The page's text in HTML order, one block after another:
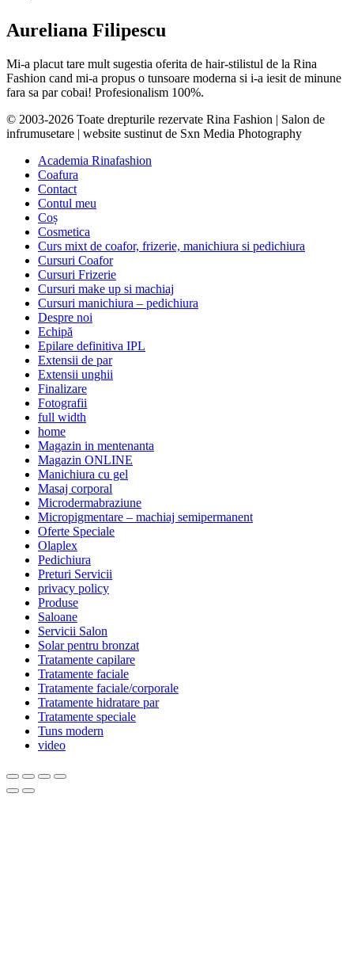
Aureliana Filipescu
Mi-a placut tare mult sugestia oferita de hair-stilistul de la Rina
Fashion cand mi-a propus o tunsoare moderna si i-a iesit de minune
fara sa par cobai! Profesionalism 100%.
© 2003-2026 Toate drepturile rezervate Rina Fashion | Salon de
infrumusetare | website sustinut de Sxn Media Photography
Academia Rinafashion
Coafura
Contact
Contul meu
Coș
Cosmetica
Curs mixt de coafor, frizerie, manichiura si pedichiura
Cursuri Coafor
Cursuri Frizerie
Cursuri make up si machiaj
Cursuri manichiura – pedichiura
Despre noi
Echipă
Epilare definitiva IPL
Extensii de par
Extensii unghii
Finalizare
Fotografii
full width
home
Magazin in mentenanta
Magazin ONLINE
Manichiura cu gel
Masaj corporal
Microdermabraziune
Micropigmentare – machiaj semipermanent
Oferte Speciale
Olaplex
Pedichiura
Preturi Servicii
privacy policy
Produse
Saloane
Servicii Salon
Solar pentru bronzat
Tratamente capilare
Tratamente faciale
Tratamente faciale/corporale
Tratamente hidratare par
Tratamente speciale
Tuns modern
video